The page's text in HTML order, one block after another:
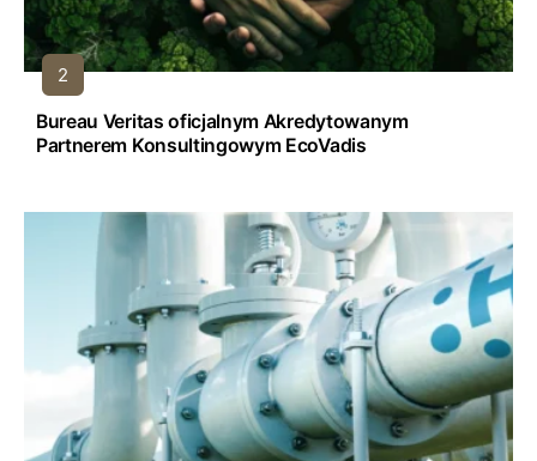
Bureau Veritas oficjalnym Akredytowanym
Partnerem Konsultingowym EcoVadis